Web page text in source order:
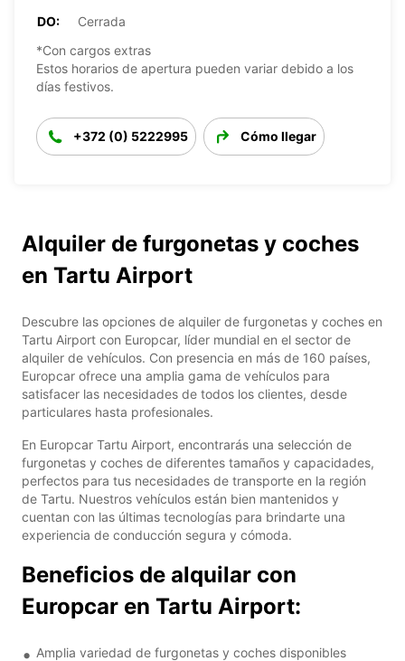
DO:
Cerrada
*Con cargos extras
Estos horarios de apertura pueden variar debido a los
días festivos.
+372 (0) 5222995 Cómo llegar
Alquiler de furgonetas y coches
en Tartu Airport
Descubre las opciones de alquiler de furgonetas y coches en
Tartu Airport con Europcar, líder mundial en el sector de
alquiler de vehículos. Con presencia en más de 160 países,
Europcar ofrece una amplia gama de vehículos para
satisfacer las necesidades de todos los clientes, desde
particulares hasta profesionales.
En Europcar Tartu Airport, encontrarás una selección de
furgonetas y coches de diferentes tamaños y capacidades,
perfectos para tus necesidades de transporte en la región
de Tartu. Nuestros vehículos están bien mantenidos y
cuentan con las últimas tecnologías para brindarte una
experiencia de conducción segura y cómoda.
Beneficios de alquilar con
Europcar en Tartu Airport:
Amplia variedad de furgonetas y coches disponibles